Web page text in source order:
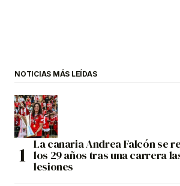
NOTICIAS MÁS LEÍDAS
La canaria Andrea Falcón se
los 29 años tras una carrera
lesiones